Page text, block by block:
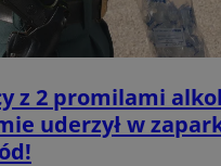
z 2 promilami
uderzył w